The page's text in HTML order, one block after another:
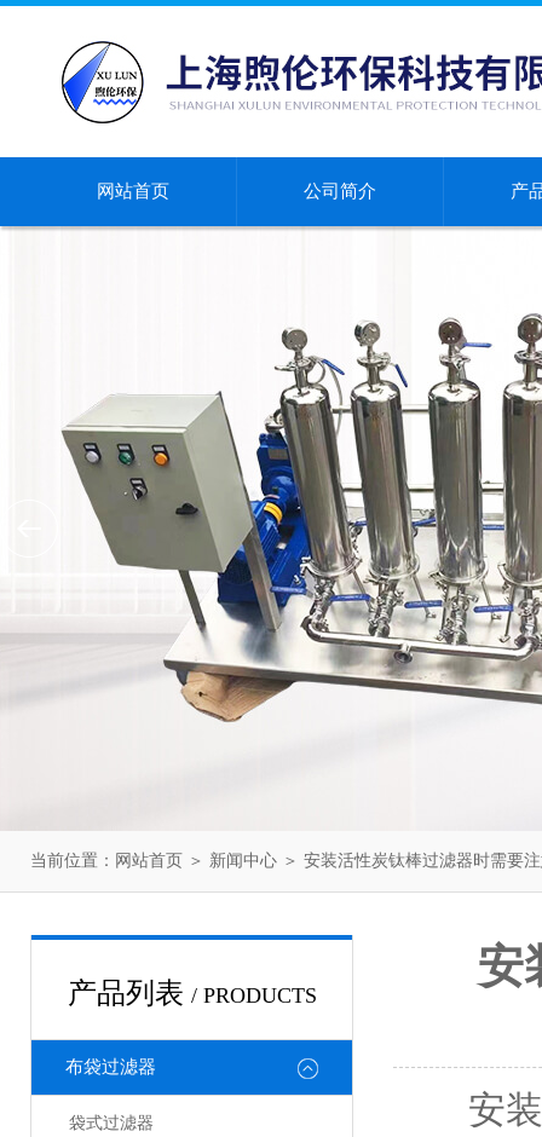
网站首页 公司简介 产
当前位置： 网站首页 ＞ 新闻中心 ＞ 安装活性炭钛棒过滤器时需要
产品列表 / PRODUCTS
布袋过滤器
袋式过滤器
安
安装